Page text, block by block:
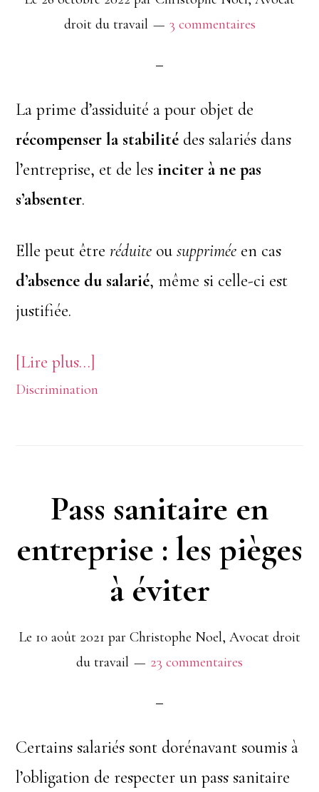
?
droit du travail
3 commentaires
La prime d’assiduité a pour objet de
récompenser la stabilité des salariés dans
l’entreprise, et de lesinciter à ne pas
s’absenter.
Elle peut êtreréduite ousupprimée en cas
d’absence du salarié, même si celle-ci est
justifiée.
[Lire plus…]
proposLa
la
RATP
est-
elle
légale ?
Discrimination
Pass sanitaire en
entreprise : les pièges
à éviter
Le 10 août 2021 par Christophe Noel, Avocat droit
du travail
23 commentaires
Certains salariés sont dorénavant soumis à
l’obligation de respecter un pass sanitaire